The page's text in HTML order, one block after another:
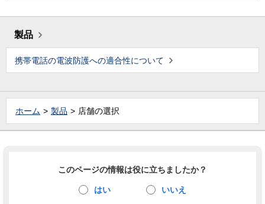
製品
携帯電話の電波防護への適合性について
ホーム 製品 店舗の選択
このページの情報は役に立ちましたか？
はい いいえ